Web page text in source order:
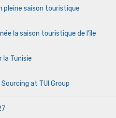
pleine saison touristique
la saison touristique de l’île
Tunisie
at TUI Group